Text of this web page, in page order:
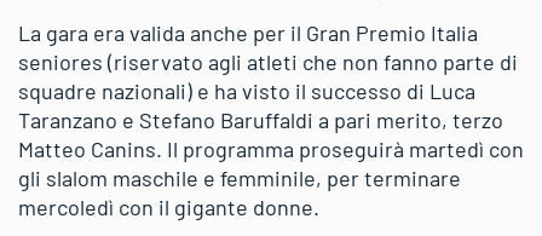
La gara era valida anche per il Gran Premio Italia
seniores (riservato agli atleti che non fanno parte di
squadre nazionali) e ha visto il successo di Luca
Taranzano e Stefano Baruffaldi a pari merito, terzo
Matteo Canins. Il programma proseguirà martedì con
gli slalom maschile e femminile, per terminare
mercoledì con il gigante donne.